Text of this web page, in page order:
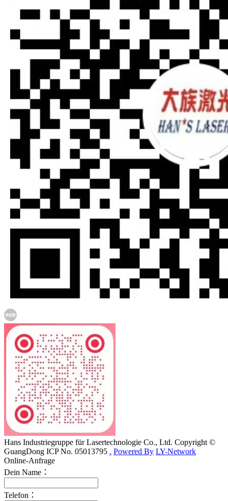
Hans Industriegruppe für Lasertechnologie Co., Ltd. Copyright ©
GuangDong ICP No. 05013795 . Powered By LY-Network
Online-Anfrage
Dein Name：
Telefon：